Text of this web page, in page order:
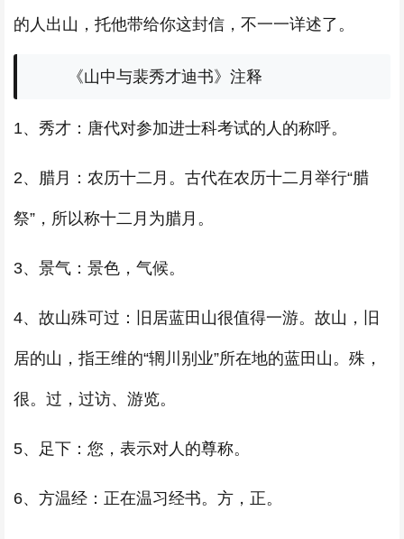
的人出山，托他带给你这封信，不一一详述了。
《山中与裴秀才迪书》注释
1、秀才：唐代对参加进士科考试的人的称呼。
2、腊月：农历十二月。古代在农历十二月举行“腊
祭”，所以称十二月为腊月。
3、景气：景色，气候。
4、故山殊可过：旧居蓝田山很值得一游。故山，旧
居的山，指王维的“辋川别业”所在地的蓝田山。殊，
很。过，过访、游览。
5、足下：您，表示对人的尊称。
6、方温经：正在温习经书。方，正。